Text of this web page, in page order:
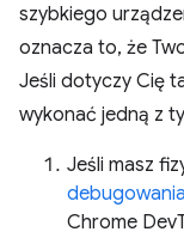
szybkiego
oznacza to, że
Jeśli dotyczy Cię
wykonać jedną z
Jeśli masz
Chrome